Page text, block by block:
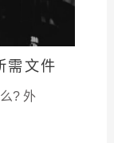
需文件
? 外